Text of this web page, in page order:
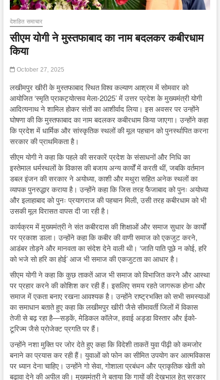
देशहित समाचार
सीएम योगी ने मुस्तफाबाद का नाम बदलकर कबीरधाम
किया
October 27, 2025
लखीमपुर खीरी के मुस्तफाबाद स्थित विश्व कल्याण आश्रम में सोमवार को
आयोजित ‘स्मृति प्राकट्योत्सव मेला-2025’ में उत्तर प्रदेश के मुख्यमंत्री योगी
आदित्यनाथ ने शामिल होकर संतों का आशीर्वाद लिया। इस अवसर पर उन्होंने
घोषणा की कि मुस्तफाबाद का नाम बदलकर कबीरधाम किया जाएगा। उन्होंने कहा
कि प्रदेश में धार्मिक और सांस्कृतिक स्थलों की मूल पहचान को पुनर्स्थापित करना
सरकार की प्राथमिकता है।
सीएम योगी ने कहा कि पहले की सरकारें प्रदेश के संसाधनों और निधि का
इस्तेमाल धर्मस्थलों के विकास की बजाय अन्य कार्यों में करती थीं, जबकि वर्तमान
डबल इंजन की सरकार ने अयोध्या, काशी और मथुरा सहित अनेक स्थलों का
व्यापक पुनरुद्धार कराया है। उन्होंने कहा कि जिस तरह फैजाबाद को पुनः अयोध्या
और इलाहाबाद को पुनः प्रयागराज की पहचान मिली, उसी तरह कबीरधाम को भी
उसकी मूल विरासत वापस दी जा रही है।
कार्यक्रम में मुख्यमंत्री ने संत कबीरदास की शिक्षाओं और समाज सुधार के कार्यों
पर प्रकाश डाला। उन्होंने कहा कि कबीर की वाणी समाज को एकजुट करने,
आडंबर तोड़ने और मानवता का संदेश देने वाली थी। ‘जाति पाति पूछे न कोई, हरि
को भजे सो हरि का होई’ आज भी समाज की एकजुटता का आधार है।
सीएम योगी ने कहा कि कुछ ताकतें आज भी समाज को विभाजित करने और आस्था
पर प्रहार करने की कोशिश कर रही हैं। इसलिए समय रहते जागरूक होना और
समाज में एकता बनाए रखना आवश्यक है। उन्होंने राष्ट्रभक्ति को सभी समस्याओं
का समाधान बताते हुए कहा कि लखीमपुर खीरी जैसे सीमावर्ती जिलों में विकास
तेजी से बढ़ रहा है—सड़कें, मेडिकल कॉलेज, हवाई अड्डा विस्तार और ईको-
टूरिज्म जैसे प्रोजेक्ट प्रगति पर हैं।
उन्होंने नशा मुक्ति पर जोर देते हुए कहा कि विदेशी ताकतें युवा पीढ़ी को कमजोर
बनाने का प्रयास कर रही हैं। युवाओं को फोन का सीमित उपयोग कर आत्मविकास
पर ध्यान देना चाहिए। उन्होंने गो सेवा, गोशाला प्रबंधन और प्राकृतिक खेती को
बढ़ावा देने की अपील की। मुख्यमंत्री ने बताया कि गायों की देखभाल हेतु सरकार